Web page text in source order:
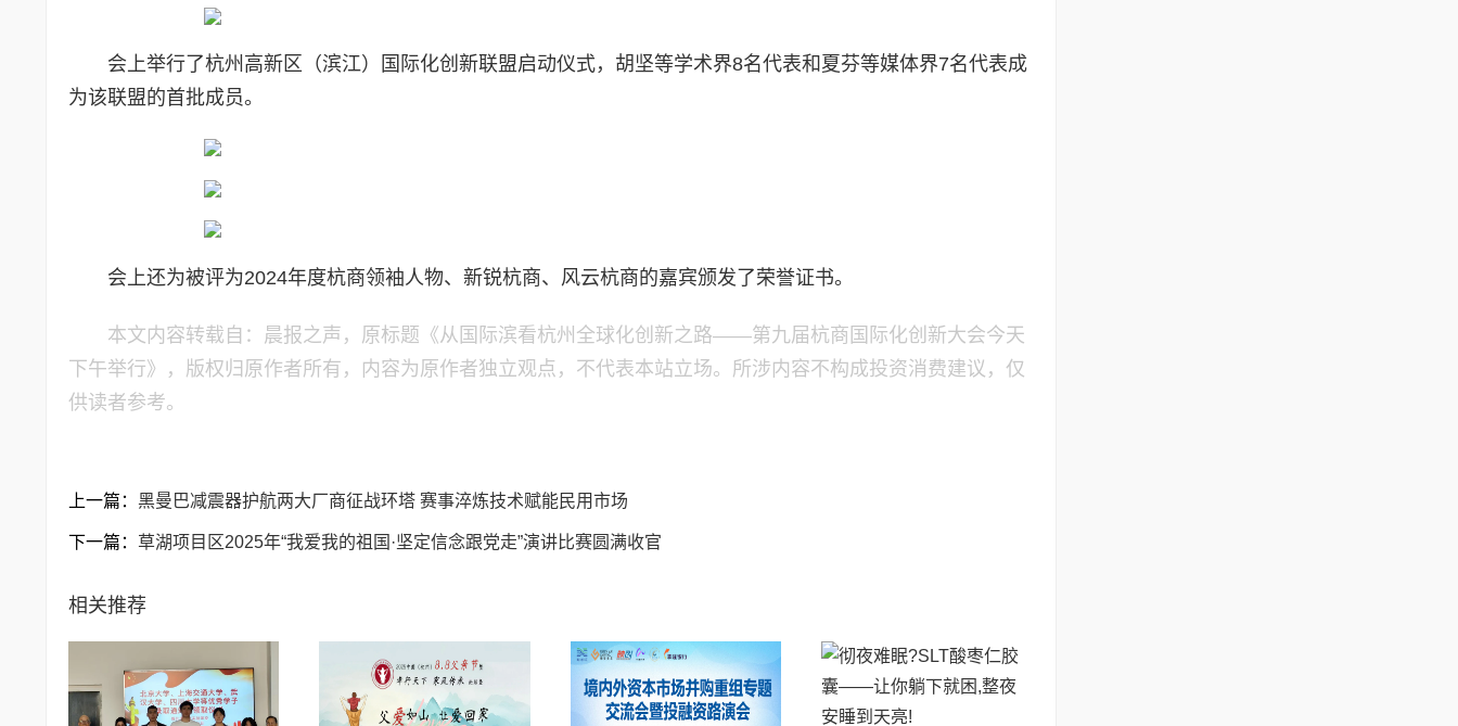
会上举行了杭州高新区（滨江）国际化创新联盟启动仪式，胡坚等学术界8名代表和夏芬等媒体界7名代表成
为该联盟的首批成员。
会上还为被评为2024年度杭商领袖人物、新锐杭商、风云杭商的嘉宾颁发了荣誉证书。
本文内容转载自：晨报之声，原标题《从国际滨看杭州全球化创新之路——第九届杭商国际化创新大会今天
下午举行》，版权归原作者所有，内容为原作者独立观点，不代表本站立场。所涉内容不构成投资消费建议，仅
供读者参考。
上一篇： 黑曼巴减震器护航两大厂商征战环塔 赛事淬炼技术赋能民用市场
下一篇： 草湖项目区2025年“我爱我的祖国·坚定信念跟党走”演讲比赛圆满收官
相关推荐